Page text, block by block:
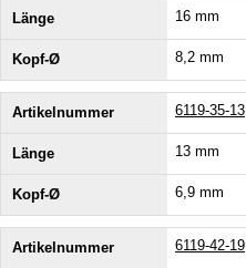
16 mm
8,2 mm
6119-35-13
13 mm
6,9 mm
6119-42-19